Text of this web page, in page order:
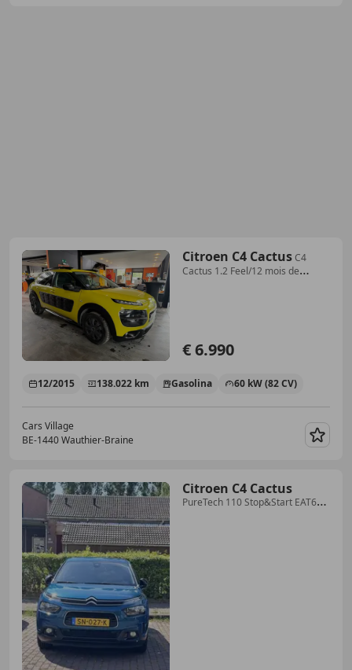
Citroen C4 CactusC4
Cactus 1.2 Feel/12 mois de
€ 6.990
12/2015 138.022 km Gasolina 60 kW (82 CV)
Cars Village
BE-1440 Wauthier-Braine
Citroen C4 Cactus
PureTech 110 Stop&Start EAT6